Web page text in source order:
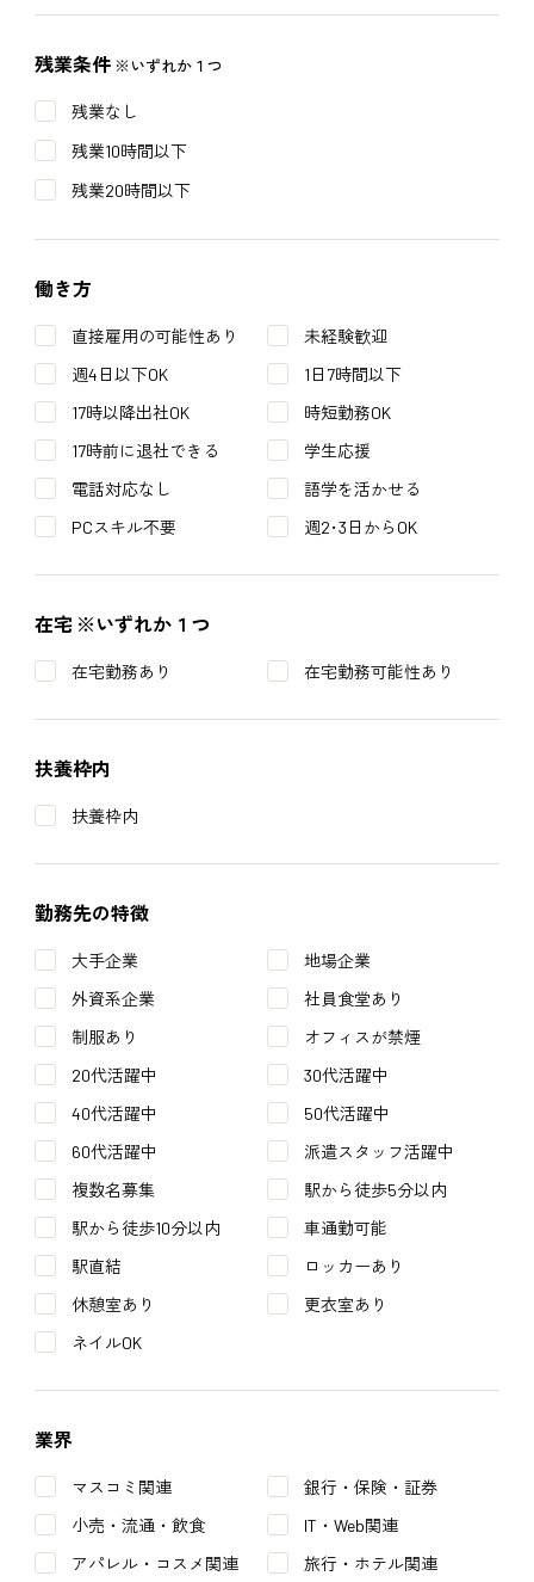
残業条件 ※いずれか１つ
残業なし
残業10時間以下
残業20時間以下
働き方
直接雇用の可能性あり
未経験歓迎
週4日以下OK
1日7時間以下
17時以降出社OK
時短勤務OK
17時前に退社できる
学生応援
電話対応なし
語学を活かせる
PCスキル不要
週2･3日からOK
在宅 ※いずれか１つ
在宅勤務あり 在宅勤務可能性あり
扶養枠内
扶養枠内
勤務先の特徴
大手企業
地場企業
外資系企業
社員食堂あり
制服あり
オフィスが禁煙
20代活躍中
30代活躍中
40代活躍中
50代活躍中
60代活躍中
派遣スタッフ活躍中
複数名募集
駅から徒歩5分以内
駅から徒歩10分以内
車通勤可能
駅直結
ロッカーあり
休憩室あり
更衣室あり
ネイルOK
業界
マスコミ関連
銀行・保険・証券
小売・流通・飲食
IT・Web関連
アパレル・コスメ関連
旅行・ホテル関連